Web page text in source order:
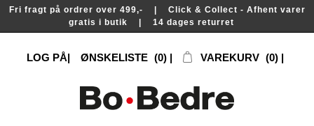
Fri fragt på ordrer over 499,- | Click & Collect - Afhent varer
gratis i butik | 14 dages returret
LOG PÅ ØNSKELISTE (0) VAREKURV (0)